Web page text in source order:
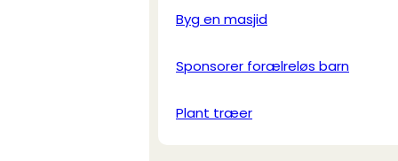
Byg en masjid
Sponsorer forælreløs barn
Plant træer